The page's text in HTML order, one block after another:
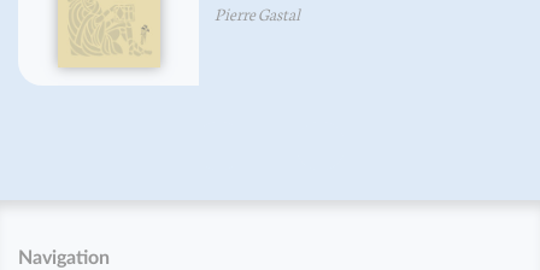
Pierre Gastal
Navigation